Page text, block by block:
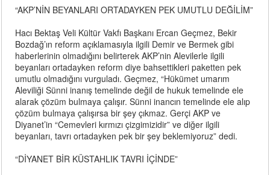
“AKP’NİN BEYANLARI ORTADAYKEN PEK UMUTLU DEĞİLİM”
Hacı Bektaş Veli Kültür Vakfı Başkanı Ercan Geçmez, Bekir
Bozdağ’ın reform açıklamasıyla ilgili Demir ve Bermek gibi
haberlerinin olmadığını belirterek AKP’nin Alevilerle ilgili
beyanları ortadayken reform diye bahsettikleri paketten pek
umutlu olmadığını vurguladı. Geçmez, “Hükümet umarım
Aleviliği Sünni inanış temelinde değil de hukuk temelinde ele
alarak çözüm bulmaya çalışır. Sünni inancın temelinde ele alıp
çözüm bulmaya çalışırsa bir şey çıkmaz. Gerçi AKP ve
Diyanet’in “Cemevleri kırmızı çizgimizidir” ve diğer ilgili
beyanları, tavrı ortadayken pek bir şey beklemiyoruz” dedi.
“DİYANET BİR KÜSTAHLIK TAVRI İÇİNDE”